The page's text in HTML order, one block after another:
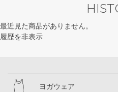
最近見た商品がありません。
履歴を非表示
ヨガウェア